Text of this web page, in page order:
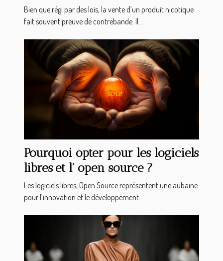
Bien que régi par des lois, la vente d’un produit nicotique
fait souvent preuve de contrebande. Il...
Pourquoi opter pour les logiciels
libres et l' open source ?
Les logiciels libres, Open Source représentent une aubaine
pour l’innovation et le développement...